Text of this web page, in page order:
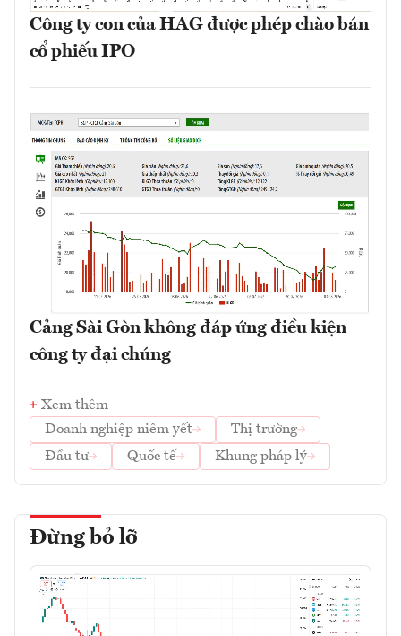
Công ty con của HAG được phép chào bán
cổ phiếu IPO
Cảng Sài Gòn không đáp ứng điều kiện
công ty đại chúng
Xem thêm
Doanh nghiệp niêm yết
Thị trường
Đầu tư
Quốc tế Khung pháp lý
Đừng bỏ lỡ